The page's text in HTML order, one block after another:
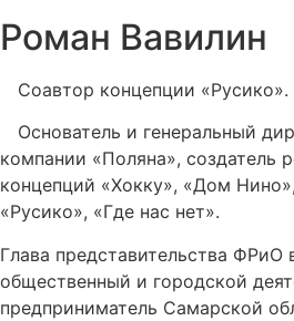
Роман Вавилин
Соавтор концепции «Русико».
Основатель и генеральный
компании «Поляна», создатель
концепций «Хокку», «Дом
«Русико», «Где нас нет».
Глава представительства ФРиО
общественный и городской
предприниматель Самарской